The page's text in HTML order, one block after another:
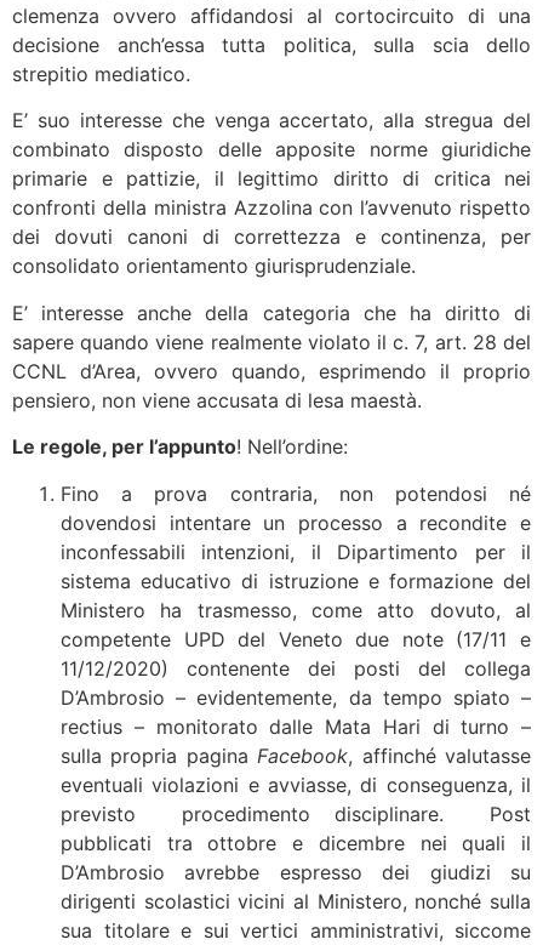
clemenza ovvero affidandosi al cortocircuito di una
decisione anch’essa tutta politica, sulla scia dello
strepitio mediatico.
E’ suo interesse che venga accertato, alla stregua del
combinato disposto delle apposite norme giuridiche
primarie e pattizie, il legittimo diritto di critica nei
confronti della ministra Azzolina con l’avvenuto rispetto
dei dovuti canoni di correttezza e continenza, per
consolidato orientamento giurisprudenziale.
E’ interesse anche della categoria che ha diritto di
sapere quando viene realmente violato il c. 7, art. 28 del
CCNL d’Area, ovvero quando, esprimendo il proprio
pensiero, non viene accusata di lesa maestà.
Le regole, per l’appunto! Nell’ordine:
Fino a prova contraria, non potendosi né
dovendosi intentare un processo a recondite e
inconfessabili intenzioni, il Dipartimento per il
sistema educativo di istruzione e formazione del
Ministero ha trasmesso, come atto dovuto, al
competente UPD del Veneto due note (17/11 e
11/12/2020) contenente dei posti del collega
D’Ambrosio – evidentemente, da tempo spiato –
rectius – monitorato dalle Mata Hari di turno –
sulla propria pagina Facebook, affinché valutasse
eventuali violazioni e avviasse, di conseguenza, il
previsto procedimento disciplinare. Post
pubblicati tra ottobre e dicembre nei quali il
D’Ambrosio avrebbe espresso dei giudizi su
dirigenti scolastici vicini al Ministero, nonché sulla
sua titolare e sui vertici amministrativi, siccome